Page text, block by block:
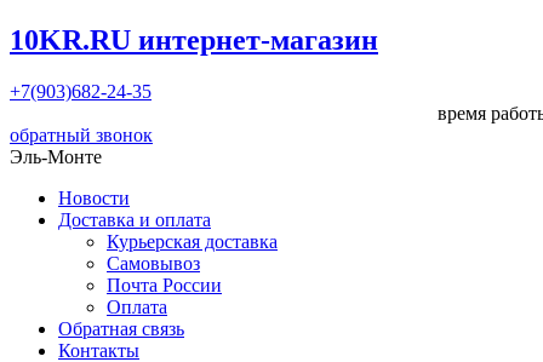
10KR.RU интернет-магазин
+7(903)682-24-35
время
обратный звонок
Эль-Монте
Новости
Доставка и оплата
Курьерская доставка
Самовывоз
Почта России
Оплата
Обратная связь
Контакты